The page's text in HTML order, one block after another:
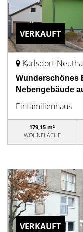
VERKAUFT
Karlsdorf-
Wunderschönes
Nebengebäude
Einfamilienhaus
179,15 m²
WOHNFLÄCHE
VERKAUFT